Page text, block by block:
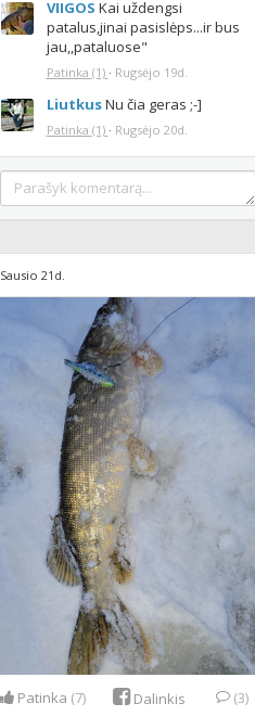
VIIGOS Kai uždengsi
patalus,jinai pasislėps...ir bus
jau,,pataluose"
Patinka (1) · Rugsėjo 19d.
LiutkusNu čia geras ;-]
Patinka (1) · Rugsėjo 20d.
Sausio 21d.
Patinka (7) Dalinkis (3)